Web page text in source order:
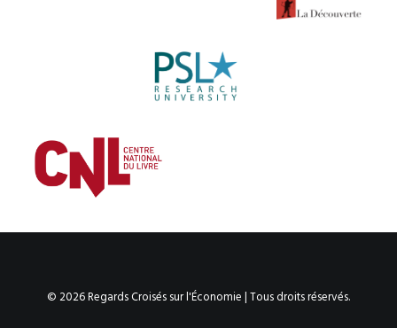
© 2026 Regards Croisés sur l'Économie | Tous droits réservés.